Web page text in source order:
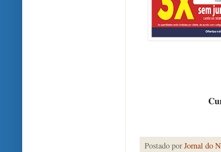
Postado porJornal do